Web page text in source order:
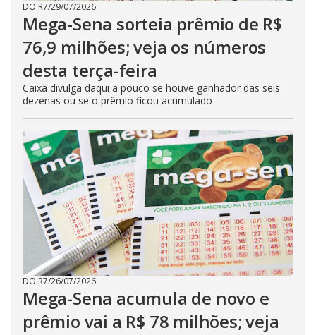
DO R7/29/07/2026
Mega-Sena sorteia prêmio de R$
76,9 milhões; veja os números
desta terça-feira
Caixa divulga daqui a pouco se houve ganhador das seis
dezenas ou se o prêmio ficou acumulado
DO R7/26/07/2026
Mega-Sena acumula de novo e
prêmio vai a R$ 78 milhões; veja